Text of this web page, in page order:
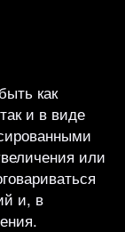
как
и в виде
или
и, в